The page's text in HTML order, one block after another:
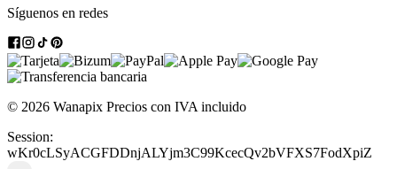
Síguenos en redes
© 2026 Wanapix Precios con IVA incluido
Session:
wKr0cLSyACGFDDnjALYjm3C99KcecQv2bVFXS7FodXpiZ